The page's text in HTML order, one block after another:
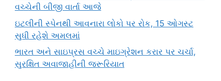
વચ્ચેની બીજી વાર્તા આજે
ઇટલીની સ્પેનથી આવનારા લોકો પર રોક, 15 ઓગસ્ટ
સુધી રહેશે અમલમાં
ભારત અને સાઇપ્રસ વચ્ચે માઇગ્રેશન કરાર પર ચર્ચા,
સુરક્ષિત અવાજાહીની જરૂરિયાત